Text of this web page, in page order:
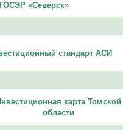
«Северск»
стандарт АСИ
карта Томской
области